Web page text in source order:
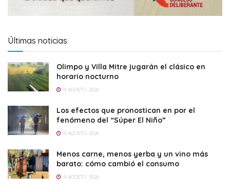
Últimas noticias
Olimpo y Villa Mitre jugarán el clásico en
horario nocturno
9 AGOSTO, 2026
Los efectos que pronostican en por el
fenómeno del “Súper El Niño”
9 AGOSTO, 2026
Menos carne, menos yerba y un vino más
barato: cómo cambió el consumo
9 AGOSTO, 2026